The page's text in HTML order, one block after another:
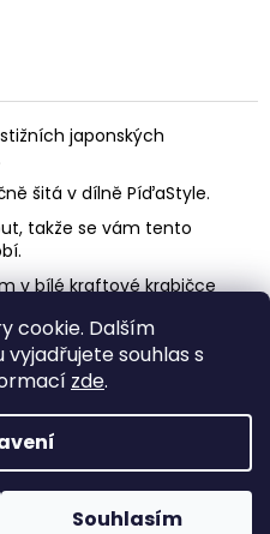
cookie. Dalším
souhlas s
zde.
Souhlasím
japonských
šitá v dílně PíďaStyle.
takže se vám tento
v bílé kraftové krabičce
Shoptet
. Všechna práva vyhrazena.